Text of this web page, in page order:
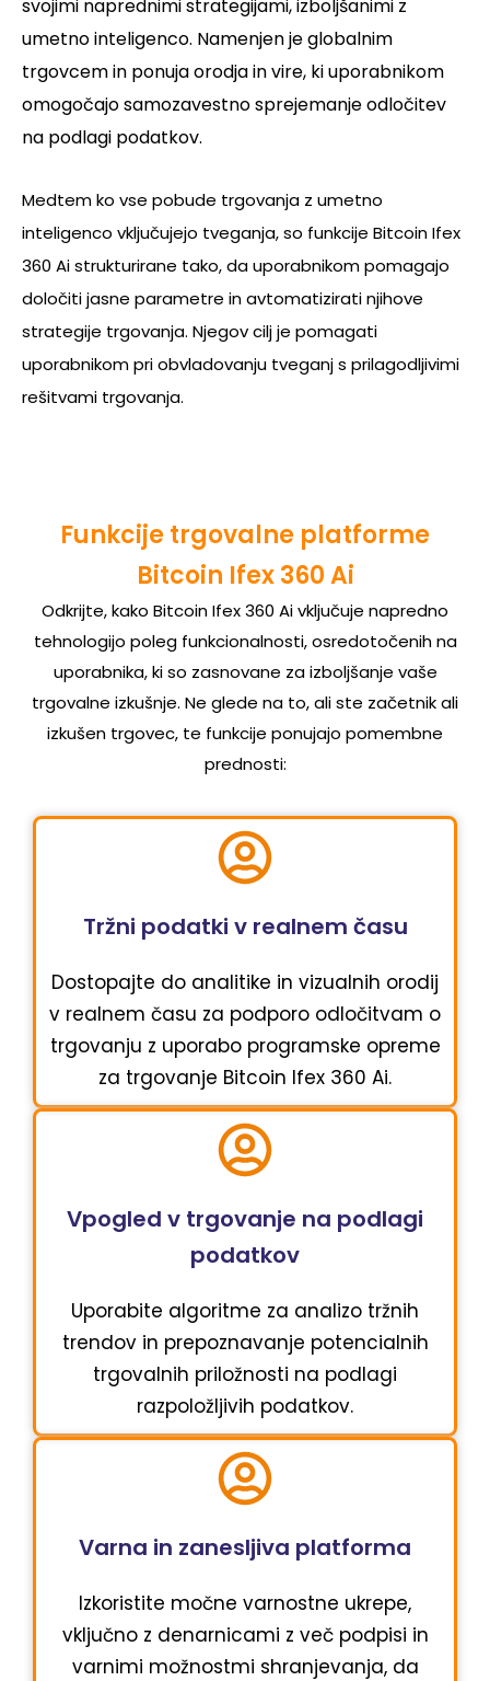
svojimi naprednimi strategijami, izboljšanimi z
umetno inteligenco. Namenjen je globalnim
trgovcem in ponuja orodja in vire, ki uporabnikom
omogočajo samozavestno sprejemanje odločitev
na podlagi podatkov.
Medtem ko vse pobude trgovanja z umetno
inteligenco vključujejo tveganja, so funkcije Bitcoin Ifex
360 Ai strukturirane tako, da uporabnikom pomagajo
določiti jasne parametre in avtomatizirati njihove
strategije trgovanja. Njegov cilj je pomagati
uporabnikom pri obvladovanju tveganj s prilagodljivimi
rešitvami trgovanja.
Funkcije trgovalne platforme
Bitcoin Ifex 360 Ai
Odkrijte, kako Bitcoin Ifex 360 Ai vključuje napredno
tehnologijo poleg funkcionalnosti, osredotočenih na
uporabnika, ki so zasnovane za izboljšanje vaše
trgovalne izkušnje. Ne glede na to, ali ste začetnik ali
izkušen trgovec, te funkcije ponujajo pomembne
prednosti:
Tržni podatki v realnem času
Dostopajte do analitike in vizualnih orodij
v realnem času za podporo odločitvam o
trgovanju z uporabo programske opreme
za trgovanje Bitcoin Ifex 360 Ai.
Vpogled v trgovanje na podlagi
podatkov
Uporabite algoritme za analizo tržnih
trendov in prepoznavanje potencialnih
trgovalnih priložnosti na podlagi
razpoložljivih podatkov.
Varna in zanesljiva platforma
Izkoristite močne varnostne ukrepe,
vključno z denarnicami z več podpisi in
varnimi možnostmi shranjevanja, da